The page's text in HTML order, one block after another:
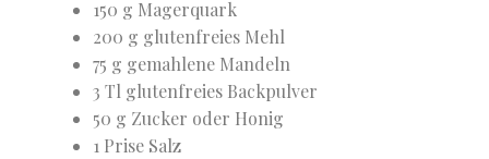
150 g Magerquark
200 g glutenfreies Mehl
75 g gemahlene Mandeln
3 Tl glutenfreies Backpulver
50 g Zucker oder Honig
1 Prise Salz